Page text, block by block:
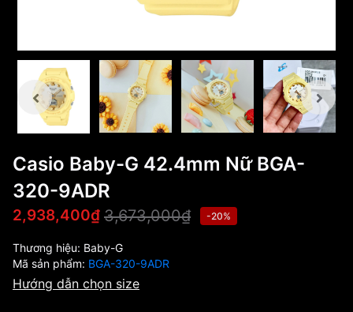
Casio Baby-G 42.4mm Nữ BGA-
320-9ADR
2,938,400₫ 3,673,000₫ -20%
Thương hiệu: Baby-G
Mã sản phẩm: BGA-320-9ADR
Hướng dẫn chọn size